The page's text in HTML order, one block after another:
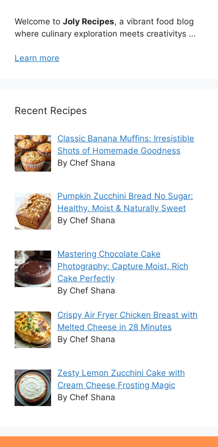
Welcome to Joly Recipes, a vibrant food blog
where culinary exploration meets creativitys …
Learn more
Recent Recipes
Classic Banana Muffins: Irresistible
Shots of Homemade Goodness
By Chef Shana
Pumpkin Zucchini Bread No Sugar:
Healthy, Moist & Naturally Sweet
By Chef Shana
Mastering Chocolate Cake
Photography: Capture Moist, Rich
Cake Perfectly
By Chef Shana
Crispy Air Fryer Chicken Breast with
Melted Cheese in 28 Minutes
By Chef Shana
Zesty Lemon Zucchini Cake with
Cream Cheese Frosting Magic
By Chef Shana